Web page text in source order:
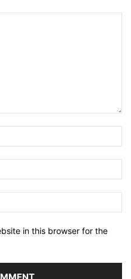
in this browser for the